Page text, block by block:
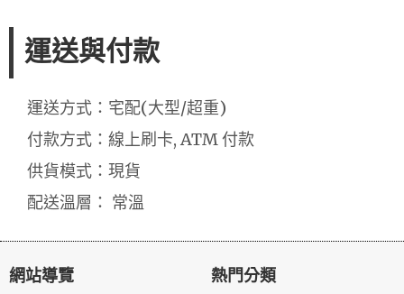
運送與付款
運送方式：宅配(大型/超重)
付款方式：線上刷卡, ATM 付款
供貨模式：現貨
配送溫層： 常溫
網站導覽 熱門分類